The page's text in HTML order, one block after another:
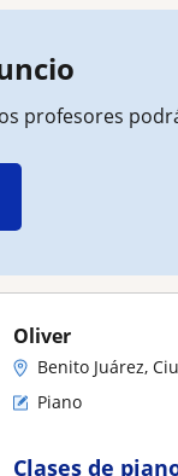
profesores
Oliver
Benito Juárez,
Piano
Clases de